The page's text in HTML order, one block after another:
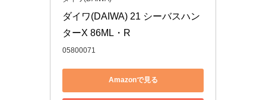
ダイワ(DAIWA) 21 シーバスハン
ターX 86ML・R
05800071
Amazonで見る